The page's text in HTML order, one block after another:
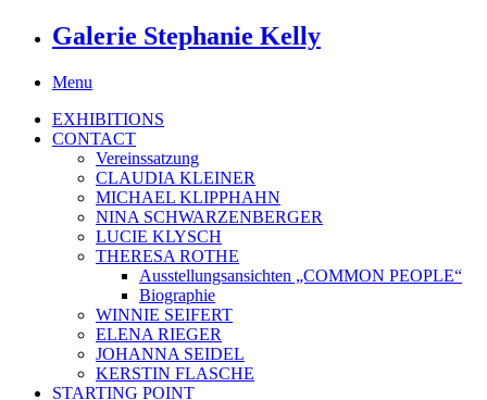
Galerie Stephanie Kelly
Menu
EXHIBITIONS
CONTACT
Vereinssatzung
CLAUDIA KLEINER
MICHAEL KLIPPHAHN
NINA SCHWARZENBERGER
LUCIE KLYSCH
THERESA ROTHE
Ausstellungsansichten „COMMON PEOPLE“
Biographie
WINNIE SEIFERT
ELENA RIEGER
JOHANNA SEIDEL
KERSTIN FLASCHE
STARTING POINT